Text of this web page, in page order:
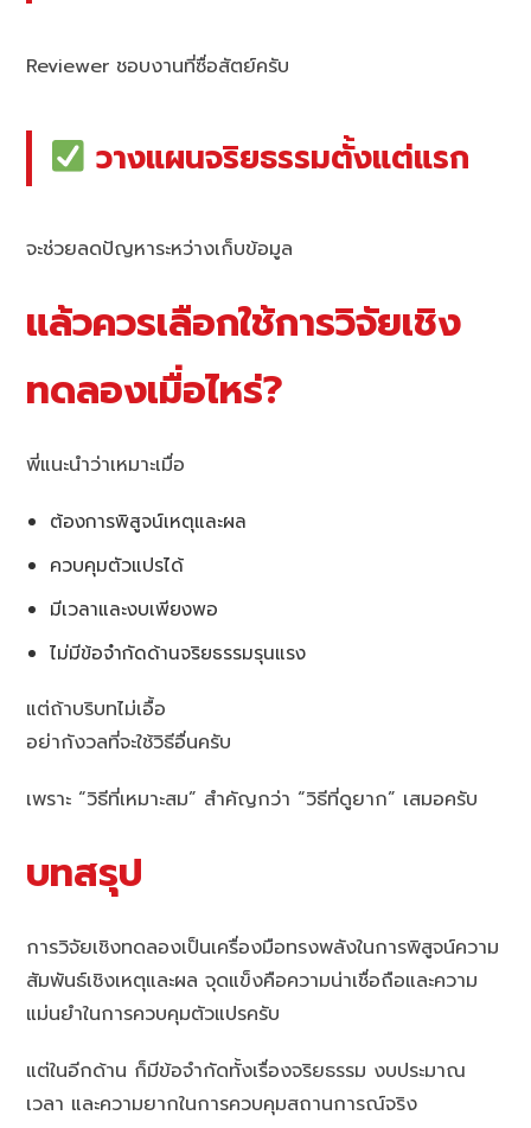
Reviewer ชอบงานที่ซื่อสัตย์ครับ
วางแผนจริยธรรมตั้งแต่แรก
จะช่วยลดปัญหาระหว่างเก็บข้อมูล
แล้วควรเลือกใช้การวิจัยเชิง
ทดลองเมื่อไหร่?
พี่แนะนำว่าเหมาะเมื่อ
ต้องการพิสูจน์เหตุและผล
ควบคุมตัวแปรได้
มีเวลาและงบเพียงพอ
ไม่มีข้อจำกัดด้านจริยธรรมรุนแรง
แต่ถ้าบริบทไม่เอื้อ
อย่ากังวลที่จะใช้วิธีอื่นครับ
เพราะ “วิธีที่เหมาะสม” สำคัญกว่า “วิธีที่ดูยาก” เสมอครับ
บทสรุป
การวิจัยเชิงทดลองเป็นเครื่องมือทรงพลังในการพิสูจน์ความ
สัมพันธ์เชิงเหตุและผล จุดแข็งคือความน่าเชื่อถือและความ
แม่นยำในการควบคุมตัวแปรครับ
แต่ในอีกด้าน ก็มีข้อจำกัดทั้งเรื่องจริยธรรม งบประมาณ
เวลา และความยากในการควบคุมสถานการณ์จริง